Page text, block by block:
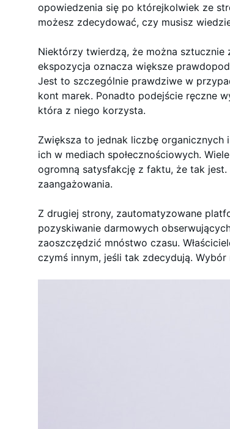
opowiedzenia się po którejkolwiek ze
możesz zdecydować, czy musisz
Niektórzy twierdzą, że można sztucznie
ekspozycja oznacza większe
Jest to szczególnie prawdziwe w
kont marek. Ponadto podejście ręczne
która z niego korzysta.
Zwiększa to jednak liczbę organicznych
ich w mediach społecznościowych.
ogromną satysfakcję z faktu, że tak
zaangażowania.
Z drugiej strony, zautomatyzowane
pozyskiwanie darmowych
zaoszczędzić mnóstwo czasu.
czymś innym, jeśli tak zdecydują. Wybór